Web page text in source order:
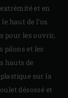
et en
haut de l’os.
pour les ouvrir,
pilons et les
hauts de
sur la
désossé et